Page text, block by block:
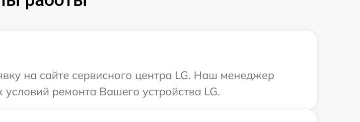
на сайте сервисного центра LG. Наш менеджер
ремонта Вашего устройства LG.